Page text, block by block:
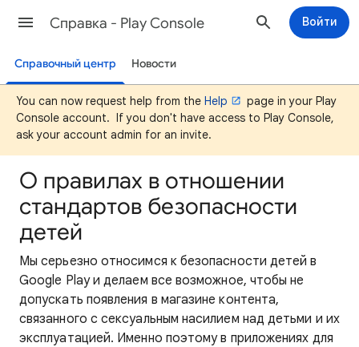
Cправка - Play Console Войти
Справочный центр Новости
You can now request help from the Help
page in your Play
Console account. If you don't have access to Play Console,
ask your account admin for an invite.
О правилах в отношении
стандартов безопасности
детей
Мы серьезно относимся к безопасности детей в
Google Play и делаем все возможное, чтобы не
допускать появления в магазине контента,
связанного с сексуальным насилием над детьми и их
эксплуатацией. Именно поэтому в приложениях для